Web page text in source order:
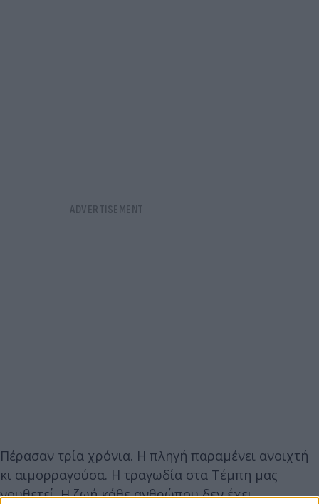
Πέρασαν τρία χρόνια. Η πληγή παραμένει ανοιχτή
κι αιμορραγούσα. Η τραγωδία στα Τέμπη μας
νουθετεί. Η ζωή κάθε ανθρώπου δεν έχει